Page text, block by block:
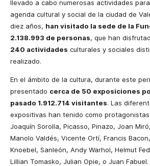
llevado a cabo numerosas actividades
agenda cultural y social de la ciudad de
diez años, han visitado la sede de la
2.138.993 de personas, que han
240 actividades culturales y sociales
realizado.
En el ámbito de la cultura, durante este
presentado cerca de 50 exposiciones
pasado 1.912.714 visitantes. Las
expositivas han tenido como
Joaquín Sorolla, Picasso, Pinazo, Joan
Manolo Valdés, Vicente Ortí, Francis
Knoebel, Sanleón, Andy Warhol, Helmut
Lillian Tomasko, Julian Opie, o Juan